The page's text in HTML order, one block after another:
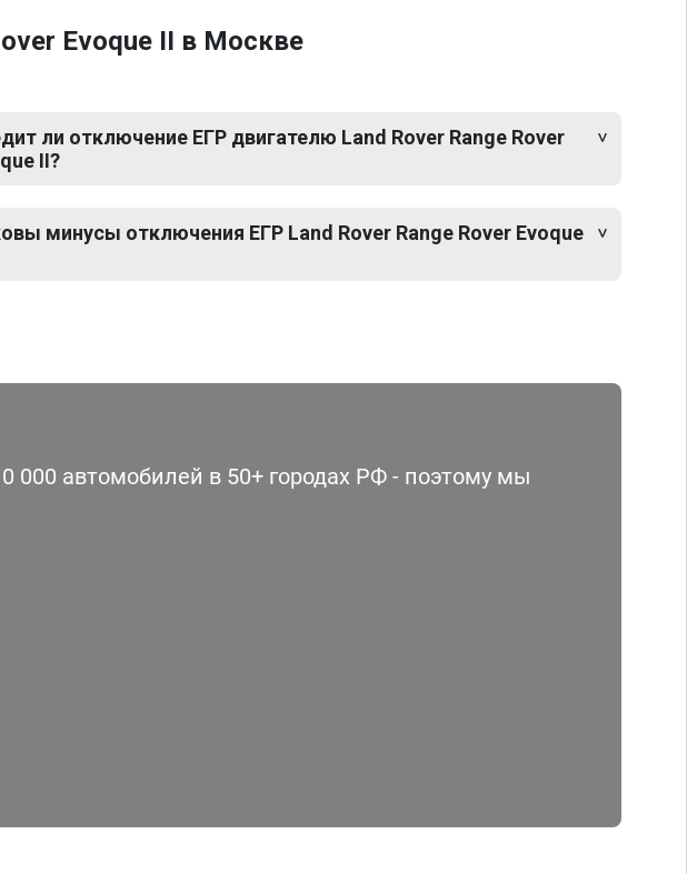
Evoque II в Москве
ли отключение ЕГР двигателю Land Rover Range Rover
II?
минусы отключения ЕГР Land Rover Range Rover Evoque
автомобилей в 50+ городах РФ - поэтому мы